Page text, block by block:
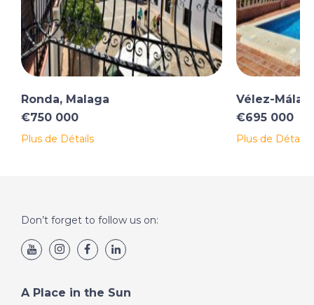
Ronda, Malaga
€750 000
Plus de Détails
Vélez-
€695 000
Plus de Détails
Don’t forget to follow us on:
A Place in the Sun